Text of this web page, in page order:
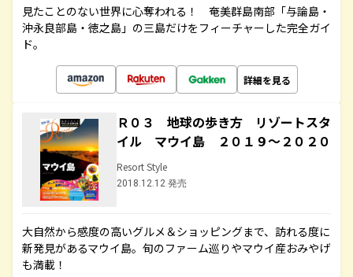
見たことのない世界に心奪われる！ 奄美群島南部「与論島・
沖永良部島・徳之島」の三島だけをフィーチャーした完全ガイ
ド。
詳細を見る
Ｒ０３ 地球の歩き方 リゾートスタ
イル マウイ島 ２０１９～２０２０
Resort Style
2018.12.12 発売
大自然から感度の高いグルメ＆ショッピングまで、訪れる度に
新発見があるマウイ島。旬のファーム巡りやマウイ産おみやげ
も満載！